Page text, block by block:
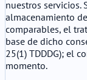
nuestros servicios.
almacenamiento
comparables, el
base de dicho
25(1) TDDDG); el
momento.